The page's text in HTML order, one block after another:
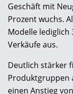
Geschäft mit
Prozent wuchs.
Modelle lediglich
Verkäufe aus.
Deutlich stärker
Produktgruppen
einen Anstieg